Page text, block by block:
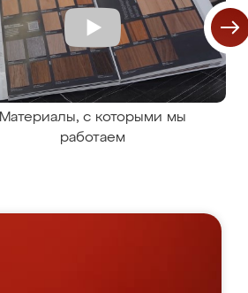
Материалы, с которыми мы
работаем